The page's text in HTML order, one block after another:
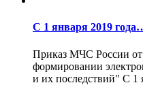
С 1 января 2019
Приказ МЧС России
формировании
и их последствий" С 1